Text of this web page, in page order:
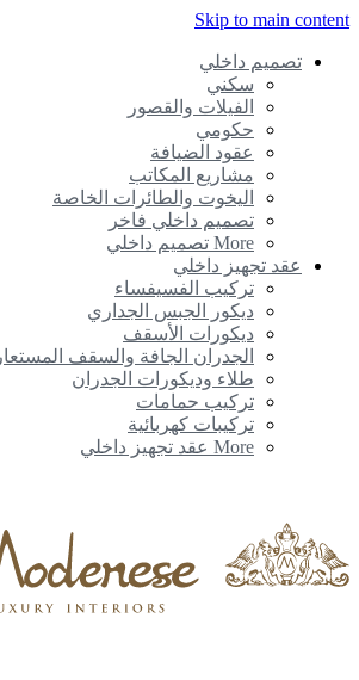
Skip to main content
تصميم داخلي
سكني
الفيلات والقصور
حكومي
عقود الضيافة
مشاريع المكاتب
اليخوت والطائرات الخاصة
تصميم داخلي فاخر
More تصميم داخلي
عقد تجهيز داخلي
تركيب الفسيفساء
ديكور الجبس الجداري
ديكورات الأسقف
الجدران الجافة والسقف المستعار
طلاء وديكورات الجدران
تركيب حمامات
تركيبات كهربائية
More عقد تجهيز داخلي